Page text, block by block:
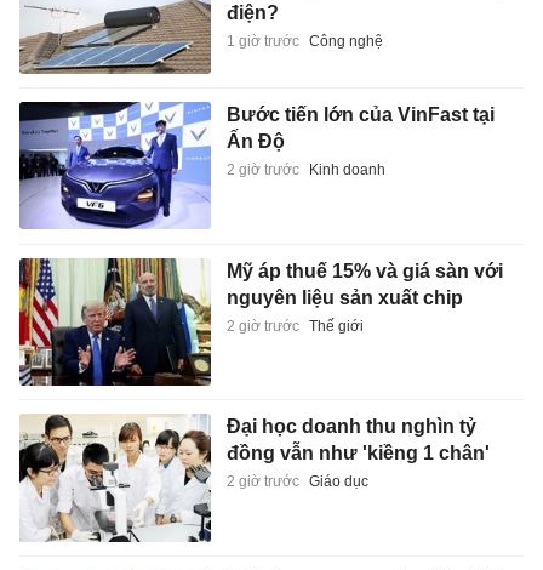
điện?
1 giờ trước Công nghệ
Bước tiến lớn của VinFast tại
Ấn Độ
2 giờ trước Kinh doanh
Mỹ áp thuế 15% và giá sàn với
nguyên liệu sản xuất chip
2 giờ trước Thế giới
Đại học doanh thu nghìn tỷ
đồng vẫn như 'kiềng 1 chân'
2 giờ trước Giáo dục